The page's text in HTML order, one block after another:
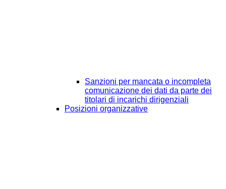
Sanzioni per mancata o incompleta
comunicazione dei dati da parte dei
titolari di incarichi dirigenziali
Posizioni organizzative